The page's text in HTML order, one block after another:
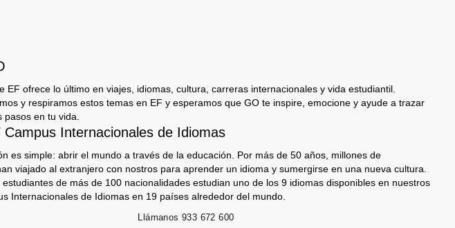
EF ofrece lo último en viajes, idiomas, cultura, carreras internacionales y vida estudiantil.
y respiramos estos temas en EF y esperamos que GO te inspire, emocione y ayude a trazar
pasos en tu vida.
Campus Internacionales de Idiomas
es simple: abrir el mundo a través de la educación. Por más de 50 años, millones de
viajado al extranjero con nostros para aprender un idioma y sumergirse en una nueva cultura.
de más de 100 nacionalidades estudian uno de los 9 idiomas disponibles en nuestros
Internacionales de Idiomas en 19 países alrededor del mundo.
Llámanos 933 672 600